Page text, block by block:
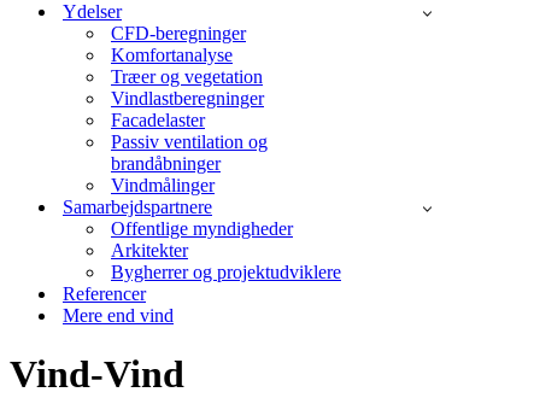
Ydelser
CFD-beregninger
Komfortanalyse
Træer og vegetation
Vindlastberegninger
Facadelaster
Passiv ventilation og
brandåbninger
Vindmålinger
Samarbejdspartnere
Offentlige myndigheder
Arkitekter
Bygherrer og projektudviklere
Referencer
Mere end vind
Vind-Vind